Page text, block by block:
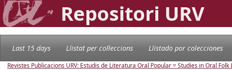
Repositori URV
Last 15 days Llistat per col·leccions Llistado por colecciones
Revistes Publicacions URV: Estudis de Literatura Oral Popular = Studies in Oral